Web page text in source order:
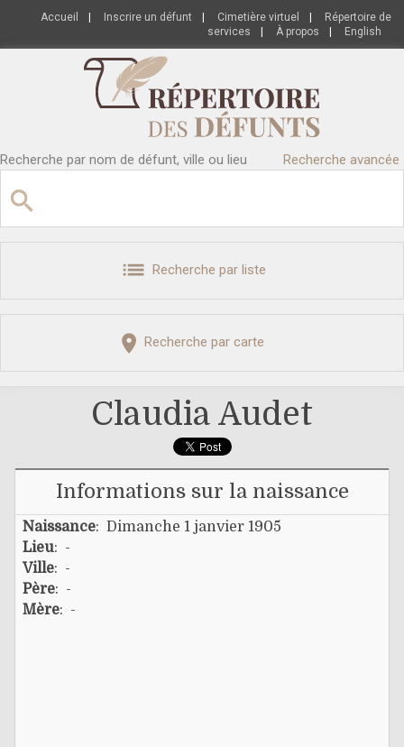
Accueil Inscrire un défunt Cimetière virtuel
Répertoire de
services
À propos English
Recherche par nom de défunt, ville ou lieu Recherche avancée
Recherche par liste
Recherche par carte
Claudia Audet
Informations sur la naissance
Naissance: Dimanche 1 janvier 1905
Lieu: -
Ville: -
Père: -
Mère: -